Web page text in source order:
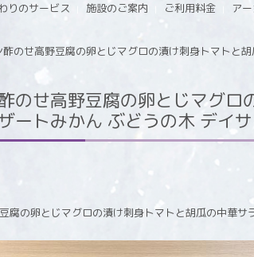
りのサービス 施設のご案内 ご利用料金 ア
のせ高野豆腐の卵とじマグロの漬け刺身トマトと
のせ高野豆腐の卵とじマグ
ートみかん ぶどうの木 デイ
腐の卵とじマグロの漬け刺身トマトと胡瓜の中華